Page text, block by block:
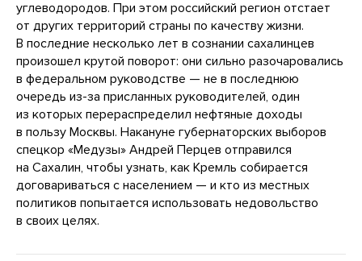
углеводородов. При этом российский регион отстает
от других территорий страны по качеству жизни.
В последние несколько лет в сознании сахалинцев
произошел крутой поворот: они сильно разочаровались
в федеральном руководстве — не в последнюю
очередь из-за присланных руководителей, один
из которых перераспределил нефтяные доходы
в пользу Москвы. Накануне губернаторских выборов
спецкор «Медузы» Андрей Перцев отправился
на Сахалин, чтобы узнать, как Кремль собирается
договариваться с населением — и кто из местных
политиков попытается использовать недовольство
в своих целях.